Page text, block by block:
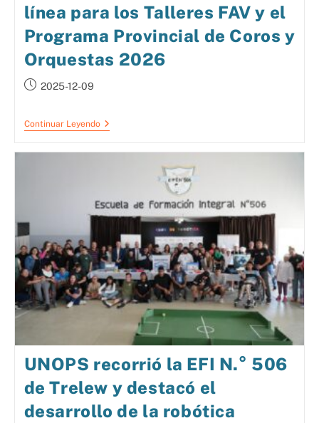
línea para los Talleres FAV y el
Programa Provincial de Coros y
Orquestas 2026
2025-12-09
Continuar Leyendo
UNOPS recorrió la EFI N.° 506
de Trelew y destacó el
desarrollo de la robótica